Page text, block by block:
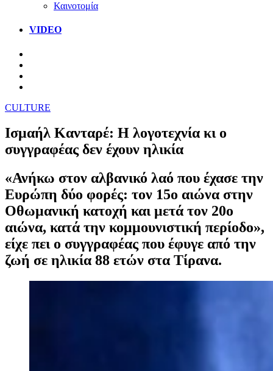
Καινοτομία
VIDEO
CULTURE
Ισμαήλ Κανταρέ: Η λογοτεχνία κι ο
συγγραφέας δεν έχουν ηλικία
«Ανήκω στον αλβανικό λαό που έχασε την
Ευρώπη δύο φορές: τον 15ο αιώνα στην
Οθωμανική κατοχή και μετά τον 20ο
αιώνα, κατά την κομμουνιστική περίοδο»,
είχε πει ο συγγραφέας που έφυγε από την
ζωή σε ηλικία 88 ετών στα Τίρανα.